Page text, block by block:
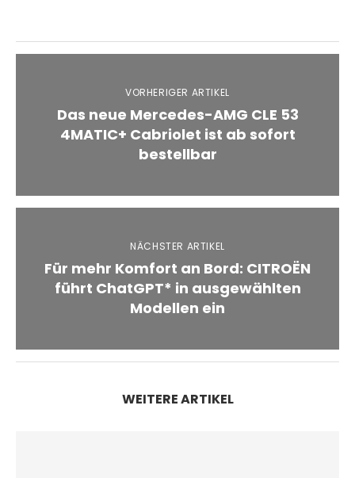
VORHERIGER ARTIKEL
Das neue Mercedes-AMG CLE 53
4MATIC+ Cabriolet ist ab sofort
bestellbar
NÄCHSTER ARTIKEL
Für mehr Komfort an Bord: CITROËN
führt ChatGPT* in ausgewählten
Modellen ein
WEITERE ARTIKEL